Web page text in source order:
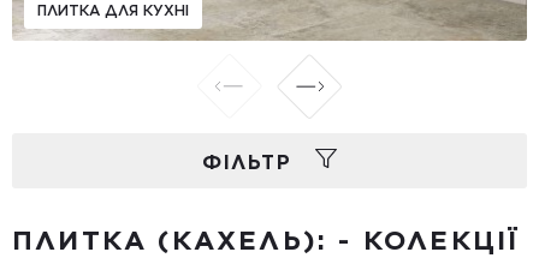
ПЛИТКА ДЛЯ КУХНІ
ФIЛЬТР
ПЛИТКА (КАХЕЛЬ): - КОЛЕКЦІЇ